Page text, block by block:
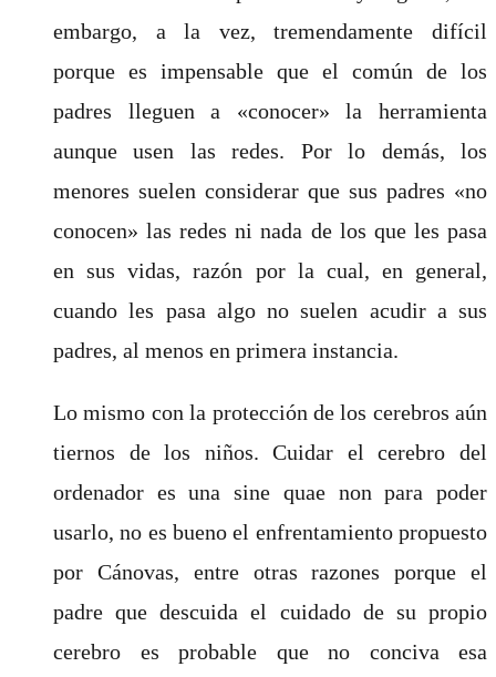
embargo, a la vez, tremendamente difícil
porque es impensable que el común de los
padres lleguen a «conocer» la herramienta
aunque usen las redes. Por lo demás, los
menores suelen considerar que sus padres «no
conocen» las redes ni nada de los que les pasa
en sus vidas, razón por la cual, en general,
cuando les pasa algo no suelen acudir a sus
padres, al menos en primera instancia.
Lo mismo con la protección de los cerebros aún
tiernos de los niños. Cuidar el cerebro del
ordenador es una sine quae non para poder
usarlo, no es bueno el enfrentamiento propuesto
por Cánovas, entre otras razones porque el
padre que descuida el cuidado de su propio
cerebro es probable que no conciva esa